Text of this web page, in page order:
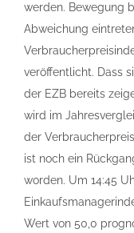
werden. Bewegung
Abweichung
veröffentlicht. Dass
der EZB bereits
wird im
der
ist noch ein
worden. Um 14:45
Wert von 50,0